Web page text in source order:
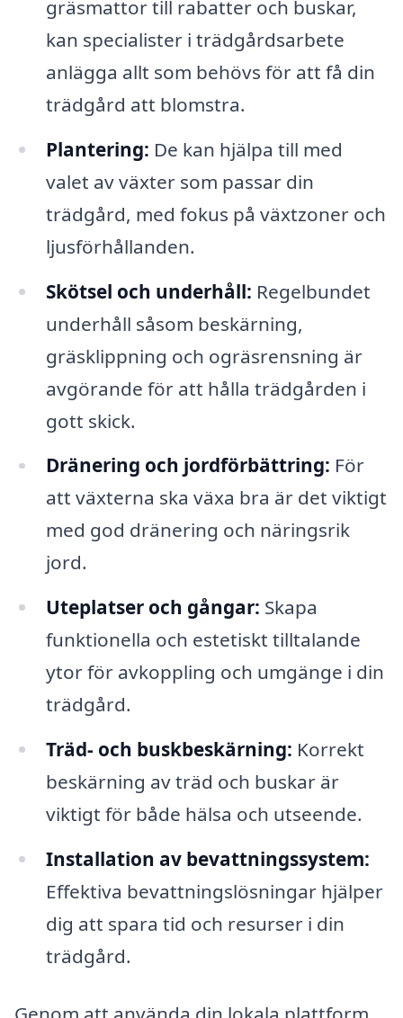
gräsmattor till rabatter och buskar,
kan specialister i trädgårdsarbete
anlägga allt som behövs för att få din
trädgård att blomstra.
Plantering: De kan hjälpa till med
valet av växter som passar din
trädgård, med fokus på växtzoner och
ljusförhållanden.
Skötsel och underhåll: Regelbundet
underhåll såsom beskärning,
gräsklippning och ogräsrensning är
avgörande för att hålla trädgården i
gott skick.
Dränering och jordförbättring: För
att växterna ska växa bra är det viktigt
med god dränering och näringsrik
jord.
Uteplatser och gångar: Skapa
funktionella och estetiskt tilltalande
ytor för avkoppling och umgänge i din
trädgård.
Träd- och buskbeskärning: Korrekt
beskärning av träd och buskar är
viktigt för både hälsa och utseende.
Installation av bevattningssystem:
Effektiva bevattningslösningar hjälper
dig att spara tid och resurser i din
trädgård.